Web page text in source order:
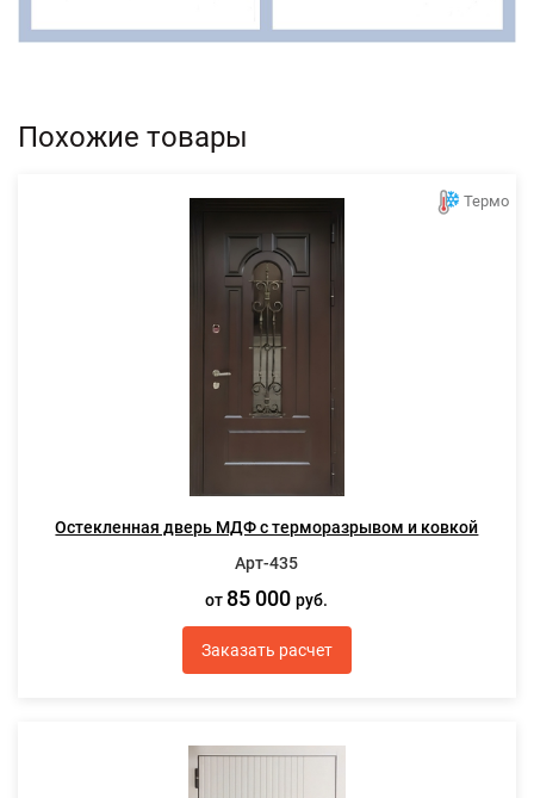
Похожие товары
Термо
Остекленная дверь МДФ с терморазрывом и ковкой
Арт-435
от 85 000руб.
Заказать расчет